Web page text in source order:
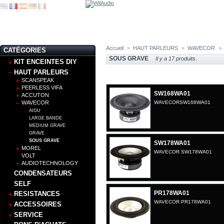
CATÉGORIES
KIT ENCEINTES DIY
HAUT PARLEURS
SCANSPEAK
PEERLESS VIFA
ACCUTON
WAVECOR
AIGU
LARGE BANDE
MEDIUM GRAVE
GRAVE
SOUS GRAVE
MOREL
VOLT
AUDIOTECHNOLOGY
CONDENSATEURS
SELF
RESISTANCES
ACCESSOIRES
SERVICE
Accueil > HAUT PARLEURS > WAVECOR >
SOUS GRAVE Il y a 17 produits.
SW168WA01
WAVECORSW168WA01
SW178WA01
WAVECOR SW178WA01
PR178WA01
WAVECOR PR178WA01